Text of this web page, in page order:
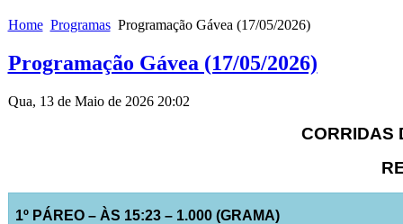
Home Programas Programação Gávea (17/05/2026)
Programação Gávea (17/05/2026)
Qua, 13 de Maio de 2026 20:02
CORRIDAS
1º PÁREO – ÀS 15:23 – 1.000 (GRAMA)